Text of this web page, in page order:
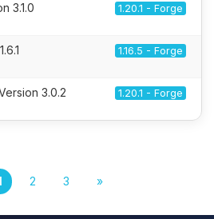
3.1.0 1.20.1 - Forge
1.16.5 - Forge
3.0.2 1.20.1 - Forge
2 3 »